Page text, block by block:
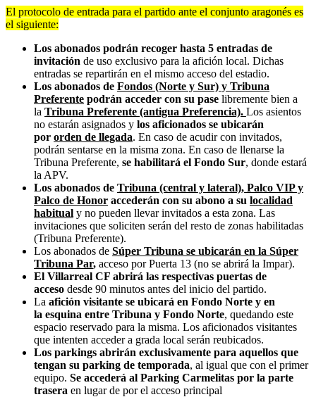
El protocolo de entrada para el partido ante el conjunto aragonés es
el siguiente:
Los abonados podrán recoger hasta 5 entradas de
invitación de uso exclusivo para la afición local. Dichas
entradas se repartirán en el mismo acceso del estadio.
Los abonados de Fondos (Norte y Sur) y Tribuna
Preferente podrán acceder con su pase libremente bien a
la Tribuna Preferente (antigua Preferencia). Los asientos
no estarán asignados y los aficionados se ubicarán
por orden de llegada. En caso de acudir con invitados,
podrán sentarse en la misma zona. En caso de llenarse la
Tribuna Preferente, se habilitará el Fondo Sur, donde estará
la APV.
Los abonados de Tribuna (central y lateral), Palco VIP y
Palco de Honor accederán con su abono a su localidad
habitual y no pueden llevar invitados a esta zona. Las
invitaciones que soliciten serán del resto de zonas habilitadas
(Tribuna Preferente).
Los abonados de Súper Tribuna se ubicarán en la Súper
Tribuna Par, acceso por Puerta 13 (no se abrirá la Impar).
El Villarreal CF abrirá las respectivas puertas de
acceso desde 90 minutos antes del inicio del partido.
La afición visitante se ubicará en Fondo Norte y en
la esquina entre Tribuna y Fondo Norte, quedando este
espacio reservado para la misma. Los aficionados visitantes
que intenten acceder a grada local serán reubicados.
Los parkings abrirán exclusivamente para aquellos que
tengan su parking de temporada, al igual que con el primer
equipo. Se accederá al Parking Carmelitas por la parte
trasera en lugar de por el acceso principal